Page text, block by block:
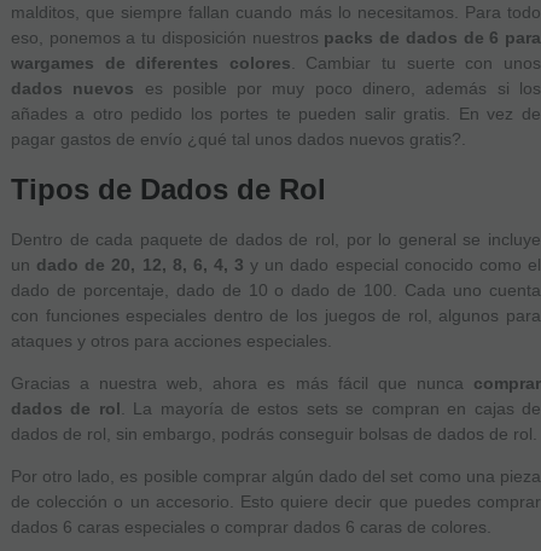
malditos, que siempre fallan cuando más lo necesitamos. Para todo
eso, ponemos a tu disposición nuestros packs de dados de 6 para
wargames de diferentes colores . Cambiar tu suerte con unos
dados nuevos es posible por muy poco dinero, además si los
añades a otro pedido los portes te pueden salir gratis. En vez de
pagar gastos de envío ¿qué tal unos dados nuevos gratis?.
Tipos de Dados de Rol
Dentro de cada paquete de dados de rol, por lo general se incluye
un dado de 20, 12, 8, 6, 4, 3 y un dado especial conocido como el
dado de porcentaje, dado de 10 o dado de 100. Cada uno cuenta
con funciones especiales dentro de los juegos de rol, algunos para
ataques y otros para acciones especiales.
Gracias a nuestra web, ahora es más fácil que nunca comprar
dados de rol . La mayoría de estos sets se compran en cajas de
dados de rol, sin embargo, podrás conseguir bolsas de dados de rol.
Por otro lado, es posible comprar algún dado del set como una pieza
de colección o un accesorio. Esto quiere decir que puedes comprar
dados 6 caras especiales o comprar dados 6 caras de colores.